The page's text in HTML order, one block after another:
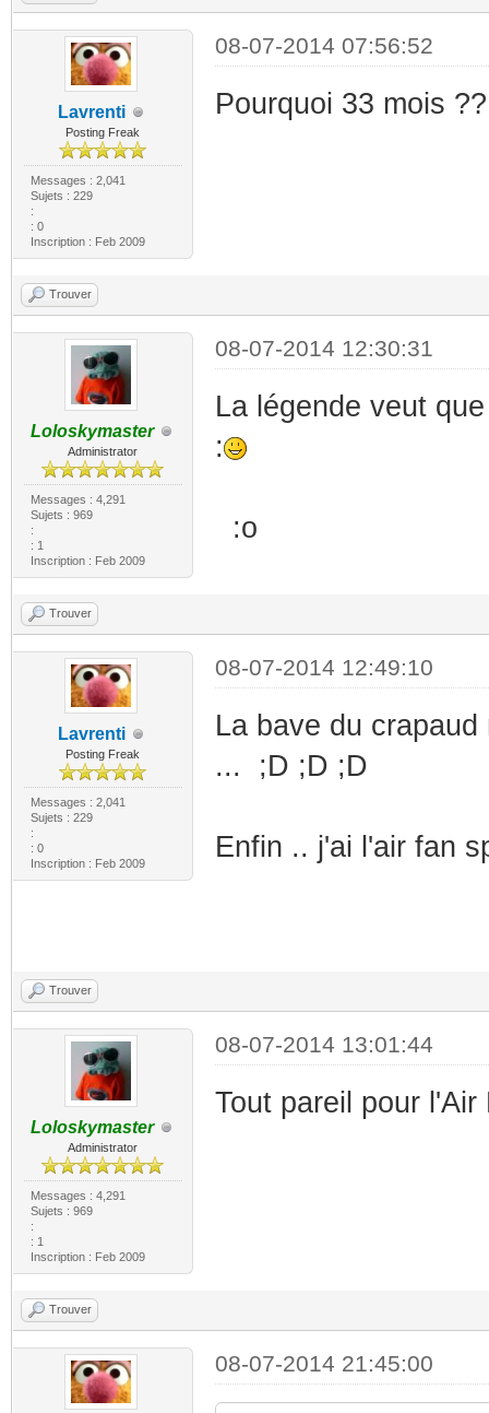
Lavrenti
Posting Freak
Messages : 2,041
Sujets : 229
:
: 0
Inscription : Feb 2009
08-07-2014 07:56:52
Pourquoi 33 mois
Trouver
Loloskymaster
Administrator
Messages : 4,291
Sujets : 969
:
: 1
Inscription : Feb 2009
08-07-2014 12:30:31
La légende veut
:
:o
Trouver
Lavrenti
Posting Freak
Messages : 2,041
Sujets : 229
:
: 0
Inscription : Feb 2009
08-07-2014 12:49:10
La bave du
... ;D ;D ;D
Enfin .. j'ai l'air fan
Trouver
Loloskymaster
Administrator
Messages : 4,291
Sujets : 969
:
: 1
Inscription : Feb 2009
08-07-2014 13:01:44
Tout pareil pour
Trouver
08-07-2014 21:45:00